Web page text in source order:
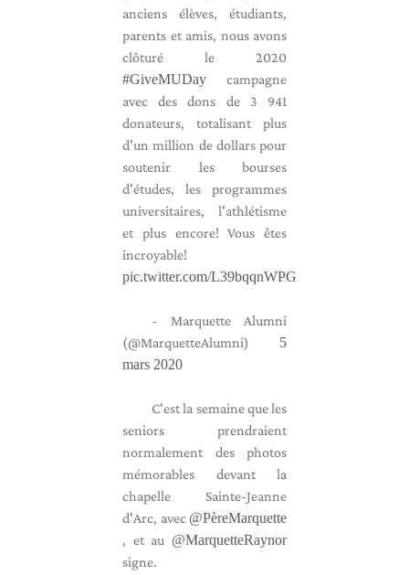
anciens élèves, étudiants,
parents et amis, nous avons
clôturé le 2020
#GiveMUDay campagne
avec des dons de 3 941
donateurs, totalisant plus
d'un million de dollars pour
soutenir les bourses
d'études, les programmes
universitaires, l'athlétisme
et plus encore! Vous êtes
incroyable!
pic.twitter.com/L39bqqnWPG
- Marquette Alumni
(@MarquetteAlumni) 5
mars 2020
C'est la semaine que les
seniors prendraient
normalement des photos
mémorables devant la
chapelle Sainte-Jeanne
d'Arc, avec @PèreMarquette
, et au @MarquetteRaynor
signe.